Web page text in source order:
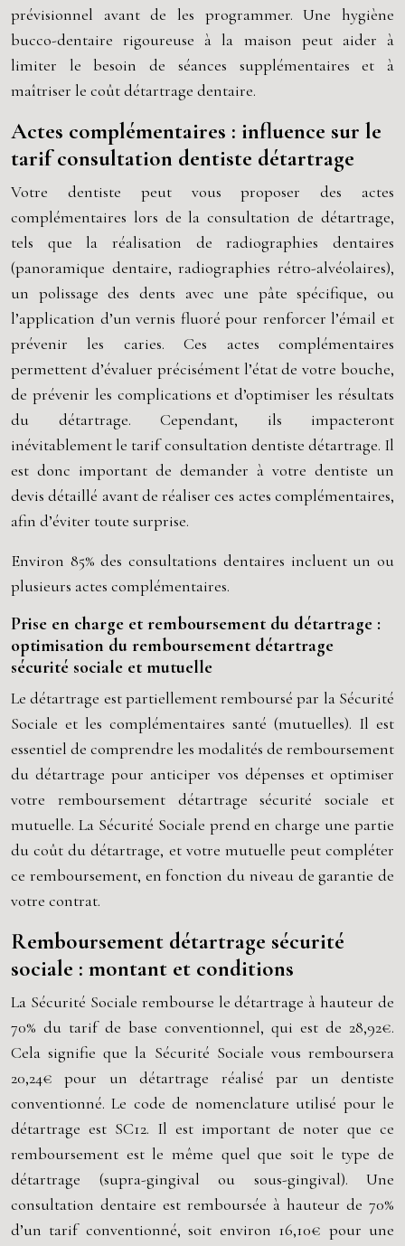
prévisionnel avant de les programmer. Une hygiène
bucco-dentaire rigoureuse à la maison peut aider à
limiter le besoin de séances supplémentaires et à
maîtriser le coût détartrage dentaire.
Actes complémentaires : influence sur le
tarif consultation dentiste détartrage
Votre dentiste peut vous proposer des actes
complémentaires lors de la consultation de détartrage,
tels que la réalisation de radiographies dentaires
(panoramique dentaire, radiographies rétro-alvéolaires),
un polissage des dents avec une pâte spécifique, ou
l’application d’un vernis fluoré pour renforcer l’émail et
prévenir les caries. Ces actes complémentaires
permettent d’évaluer précisément l’état de votre bouche,
de prévenir les complications et d’optimiser les résultats
du détartrage. Cependant, ils impacteront
inévitablement le tarif consultation dentiste détartrage. Il
est donc important de demander à votre dentiste un
devis détaillé avant de réaliser ces actes complémentaires,
afin d’éviter toute surprise.
Environ 85% des consultations dentaires incluent un ou
plusieurs actes complémentaires.
Prise en charge et remboursement du détartrage :
optimisation du remboursement détartrage
sécurité sociale et mutuelle
Le détartrage est partiellement remboursé par la Sécurité
Sociale et les complémentaires santé (mutuelles). Il est
essentiel de comprendre les modalités de remboursement
du détartrage pour anticiper vos dépenses et optimiser
votre remboursement détartrage sécurité sociale et
mutuelle. La Sécurité Sociale prend en charge une partie
du coût du détartrage, et votre mutuelle peut compléter
ce remboursement, en fonction du niveau de garantie de
votre contrat.
Remboursement détartrage sécurité
sociale : montant et conditions
La Sécurité Sociale rembourse le détartrage à hauteur de
70% du tarif de base conventionnel, qui est de 28,92€.
Cela signifie que la Sécurité Sociale vous remboursera
20,24€ pour un détartrage réalisé par un dentiste
conventionné. Le code de nomenclature utilisé pour le
détartrage est SC12. Il est important de noter que ce
remboursement est le même quel que soit le type de
détartrage (supra-gingival ou sous-gingival). Une
consultation dentaire est remboursée à hauteur de 70%
d’un tarif conventionné, soit environ 16,10€ pour une